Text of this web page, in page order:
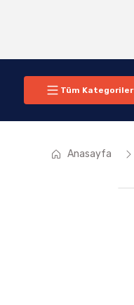
Tüm Kategoriler
Anasayfa